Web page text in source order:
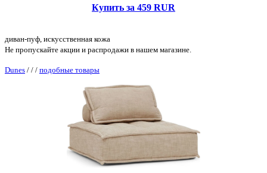
Купить за 459 RUR
диван-пуф, искусственная кожа
Не пропускайте акции и распродажи в нашем магазине.
Dunes / / / подобные товары